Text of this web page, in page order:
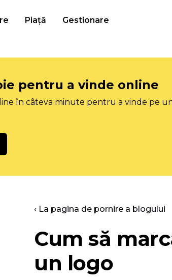
Piață Gestionare
pentru a vinde online
în câteva minute pentru a vinde pe
‹ La pagina de pornire a blogului
Cum să
un logo